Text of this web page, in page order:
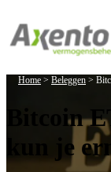
Home > Beleggen >
Bitcoin
kun je